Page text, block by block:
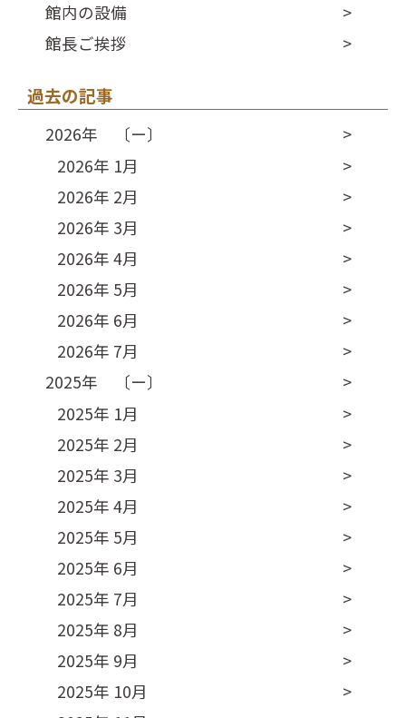
館内の設備
館長ご挨拶
過去の記事
2026年 〔ー〕
2026年 1月
2026年 2月
2026年 3月
2026年 4月
2026年 5月
2026年 6月
2026年 7月
2025年 〔ー〕
2025年 1月
2025年 2月
2025年 3月
2025年 4月
2025年 5月
2025年 6月
2025年 7月
2025年 8月
2025年 9月
2025年 10月